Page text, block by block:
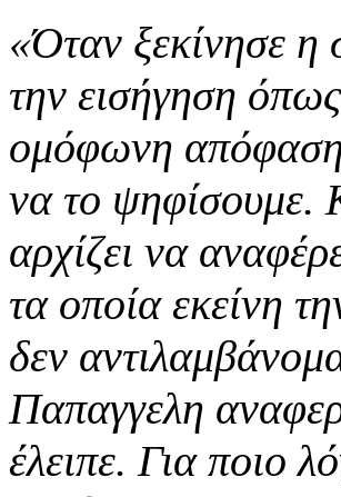
«Όταν ξεκίνησε η
την εισήγηση
ομόφωνη απόφαση
να το ψηφίσουμε.
αρχίζει να
τα οποία εκείνη
δεν
Παπαγγελη
έλειπε. Για ποιο